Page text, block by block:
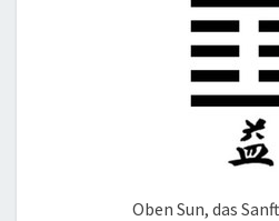
Oben Sun, das